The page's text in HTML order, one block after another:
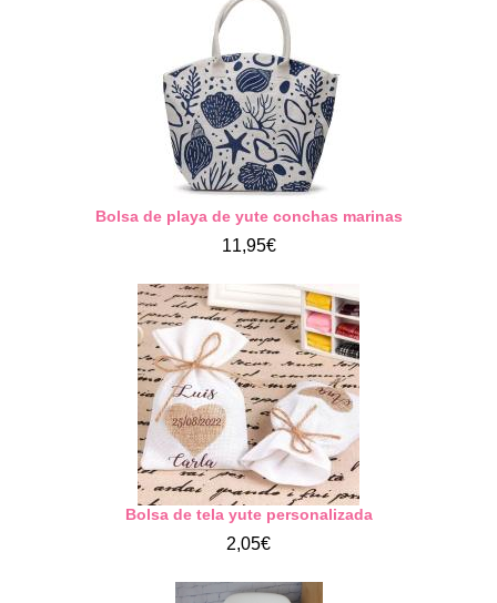
Bolsa de playa de yute conchas marinas
11,95€
Bolsa de tela yute personalizada
2,05€